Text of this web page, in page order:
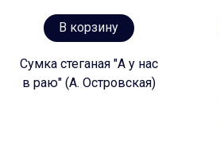
В корзину
Сумка стеганая "А у нас
в раю" (А. Островская)